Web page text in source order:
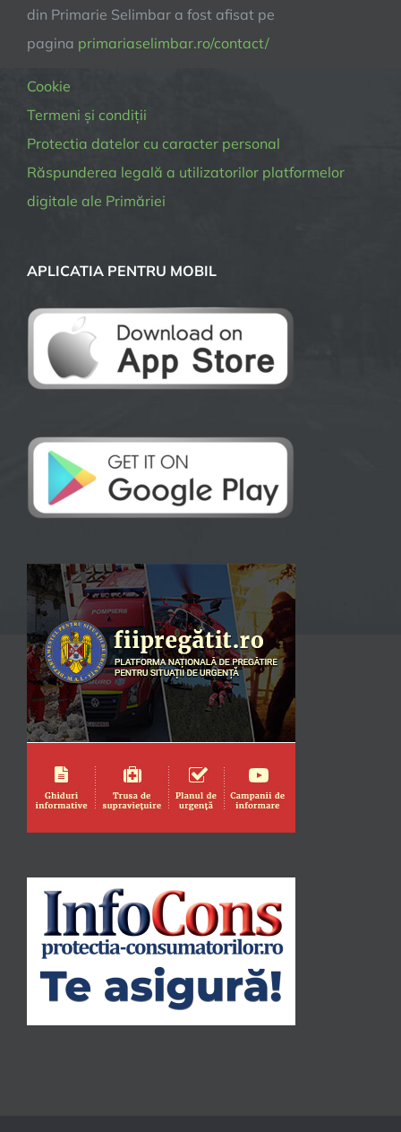
din Primarie Selimbar a fost afisat pe
pagina primariaselimbar.ro/contact/
Cookie
Termeni și condiții
Protectia datelor cu caracter personal
Răspunderea legală a utilizatorilor platformelor
digitale ale Primăriei
APLICATIA PENTRU MOBIL